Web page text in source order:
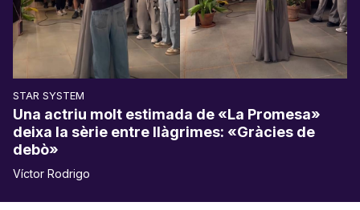
STAR SYSTEM
Una actriu molt estimada de «La Promesa»
deixa la sèrie entre llàgrimes: «Gràcies de
debò»
Víctor Rodrigo